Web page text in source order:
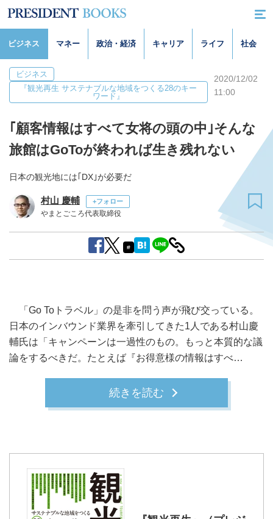
ビジネス マネー 政治・経済 キャリア ライフ 社会
ビジネス
『観光再生 サステナブルな地域をつくる28のキー
ワード』
2020/12/02
11:00
｢顧客情報はすべて女将の頭の中｣そんな
旅館はGoToが終われば生き残れない
日本の観光地には｢DX｣が必要だ
村山 慶輔 +フォロー
やまとごころ代表取締役
#
「Go Toトラベル」の是非を問う声が飛び交っている。
日本のインバウンド業界を牽引してきた1人である村山慶
輔氏は「キャンペーンは一過性のもの。もっと本質的な議
論をするべきだ。たとえば『お得意様の情報はすべ…
続きを読む